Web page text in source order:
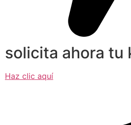
solicita ahora tu
Haz clic aquí